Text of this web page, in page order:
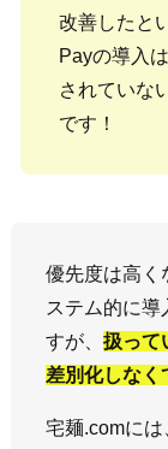
改善したと
Payの導入
されていな
です！
優先度は高く
ステム的に導
すが、 扱って
差別化しなく
宅麺.comには